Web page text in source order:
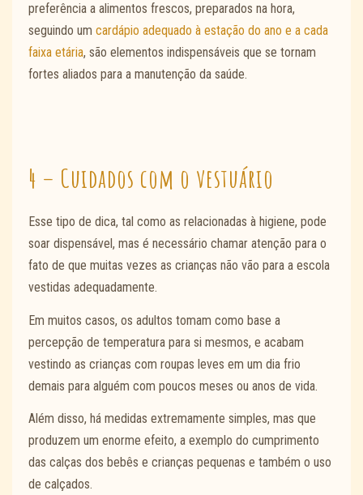
preferência a alimentos frescos, preparados na hora,
seguindo um cardápio adequado à estação do ano e a cada
faixa etária, são elementos indispensáveis que se tornam
fortes aliados para a manutenção da saúde.
4 – Cuidados com o vestuário
Esse tipo de dica, tal como as relacionadas à higiene, pode
soar dispensável, mas é necessário chamar atenção para o
fato de que muitas vezes as crianças não vão para a escola
vestidas adequadamente.
Em muitos casos, os adultos tomam como base a
percepção de temperatura para si mesmos, e acabam
vestindo as crianças com roupas leves em um dia frio
demais para alguém com poucos meses ou anos de vida.
Além disso, há medidas extremamente simples, mas que
produzem um enorme efeito, a exemplo do cumprimento
das calças dos bebês e crianças pequenas e também o uso
de calçados.